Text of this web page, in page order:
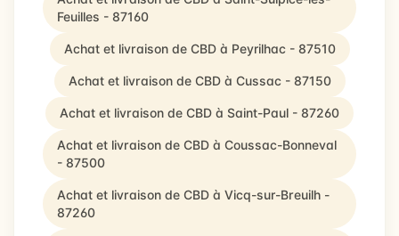
Feuilles - 87160
Achat et livraison de CBD à Peyrilhac - 87510
Achat et livraison de CBD à Cussac - 87150
Achat et livraison de CBD à Saint-Paul - 87260
Achat et livraison de CBD à Coussac-Bonneval
- 87500
Achat et livraison de CBD à Vicq-sur-Breuilh -
87260